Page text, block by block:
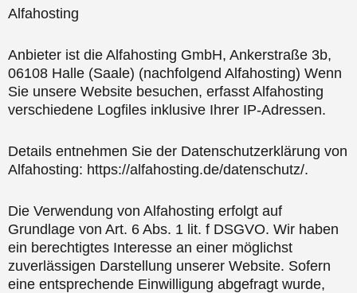
Alfahosting
Anbieter ist die Alfahosting GmbH, Ankerstraße 3b,
06108 Halle (Saale) (nachfolgend Alfahosting) Wenn
Sie unsere Website besuchen, erfasst Alfahosting
verschiedene Logfiles inklusive Ihrer IP-Adressen.
Details entnehmen Sie der Datenschutzerklärung von
Alfahosting: https://alfahosting.de/datenschutz/.
Die Verwendung von Alfahosting erfolgt auf
Grundlage von Art. 6 Abs. 1 lit. f DSGVO. Wir haben
ein berechtigtes Interesse an einer möglichst
zuverlässigen Darstellung unserer Website. Sofern
eine entsprechende Einwilligung abgefragt wurde,